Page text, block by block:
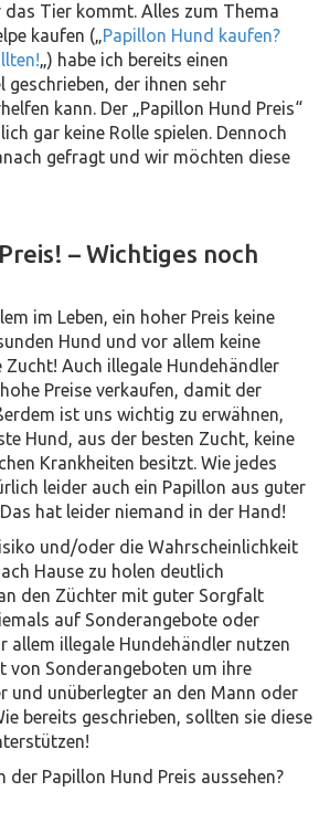
Tier kommt. Alles zum Thema
kaufen („Papillon Hund kaufen?
„) habe ich bereits einen
der ihnen sehr
kann. Der „Papillon Hund Preis“
gar keine Rolle spielen. Dennoch
gefragt und wir möchten diese
– Wichtiges noch
im Leben, ein hoher Preis keine
Hund und vor allem keine
Zucht! Auch illegale Hundehändler
Preise verkaufen, damit der
ist uns wichtig zu erwähnen,
Hund, aus der besten Zucht, keine
Krankheiten besitzt. Wie jedes
leider auch ein Papillon aus guter
hat leider niemand in der Hand!
und/oder die Wahrscheinlichkeit
Hause zu holen deutlich
den Züchter mit guter Sorgfalt
auf Sonderangebote oder
allem illegale Hundehändler nutzen
von Sonderangeboten um ihre
und unüberlegter an den Mann oder
bereits geschrieben, sollten sie diese
Papillon Hund Preis aussehen?